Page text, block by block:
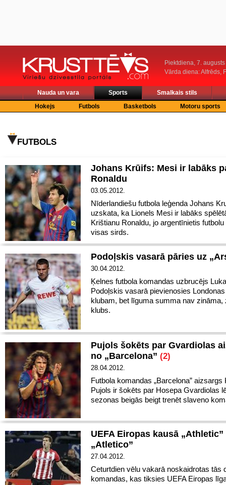
Piektdiena, 7. augusts
Vārda diena: Alfrēds,
Nauda un vara Sports
Smalkais stils
Hokejs
Futbols Basketbols Motoru sports
FUTBOLS
Johans Krūifs: Mesi ir labāks
Ronaldu
03.05.2012.
Nīderlandiešu futbola leģenda Johans
uzskata, ka Lionels Mesi ir labāks
Krištianu Ronaldu, jo argentīnietis
visas sirds.
Podoļskis vasarā pāries uz
30.04.2012.
Ķelnes futbola komandas uzbrucējs
Podoļskis vasarā pievienosies Londonas
klubam, bet līguma summa nav zināma,
klubs.
Pujols šokēts par Gvardiolas
no „Barcelona” (2)
28.04.2012.
Futbola komandas „Barcelona” aizsargs
Pujols ir šokēts par Hosepa Gvardiolas
sezonas beigās beigt trenēt slaveno
UEFA Eiropas kausā
„Atletico”
27.04.2012.
Ceturtdien vēlu vakarā noskaidrotas tās
komandas, kas tiksies UEFA Eiropas